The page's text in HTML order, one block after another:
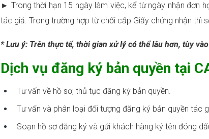
► Trong thời hạn 15 ngày làm việc, kể từ ngày nhận đơn
tác giả. Trong trường hợp từ chối cấp Giấy chứng nhận thì
* Lưu ý: Trên thực tế, thời gian xử lý có thể lâu hơn, tùy
Dịch vụ đăng ký bản quyền tại
Tư vấn về hồ sơ, thủ tục đăng ký bản quyền.
Tư vấn và phân loại đối tượng đăng ký bản quyền tác
Soạn hồ sơ đăng ký và gửi khách hàng ký tên đóng